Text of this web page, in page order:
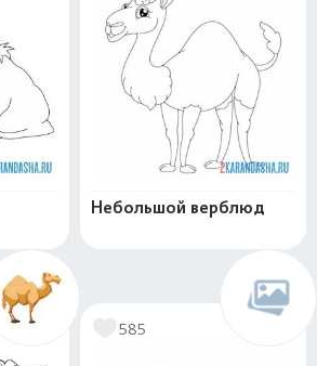
Небольшой верблюд
585